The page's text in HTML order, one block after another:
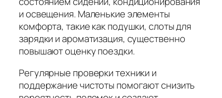
и освещения. Маленькие элементы
комфорта, такие как подушки, слоты для
зарядки и ароматизация, существенно
повышают оценку поездки.
Регулярные проверки техники и
поддержание чистоты помогают снизить